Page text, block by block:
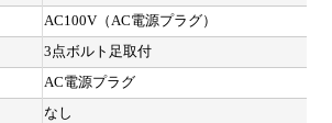
AC100V（AC電源プラグ）
3点ボルト足取付
AC電源プラグ
なし